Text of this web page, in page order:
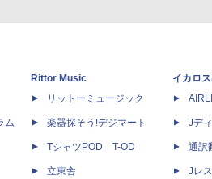
ム
Rittor Music
リットーミュージック
楽器探そう!デジマート
TシャツPOD T-OD
立東舎
イカロ
Jデ
通訳
Jレ